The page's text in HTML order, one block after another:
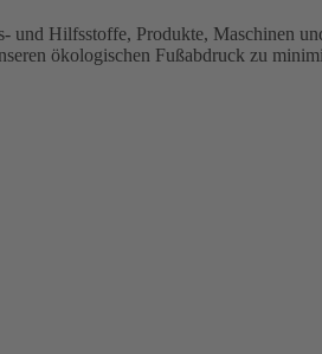
Hilfsstoffe, Produkte, Maschinen
ökologischen Fußabdruck zu